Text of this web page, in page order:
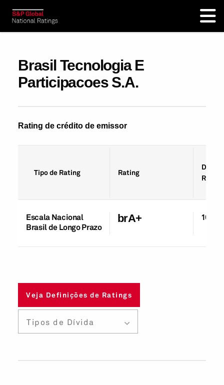
Brasil Tecnologia E
Participacoes S.A.
Rating de crédito de emissor
Tipo de Rating Rating
Data
Rating
Escala Nacional
Brasil de Longo Prazo
brA+ 16-
Veja Definições de Ratings
Tipos de Dívida